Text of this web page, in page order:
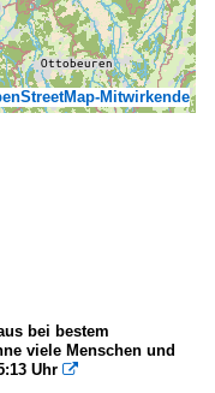
Mitwirkende
bei bestem
viele Menschen und
Uhr 